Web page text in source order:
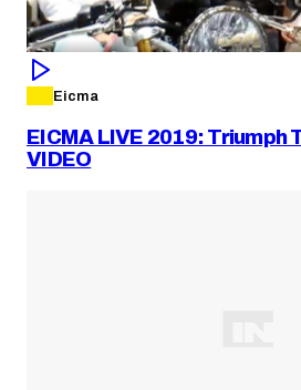
Eicma
EICMA LIVE 2019: Triumph
VIDEO